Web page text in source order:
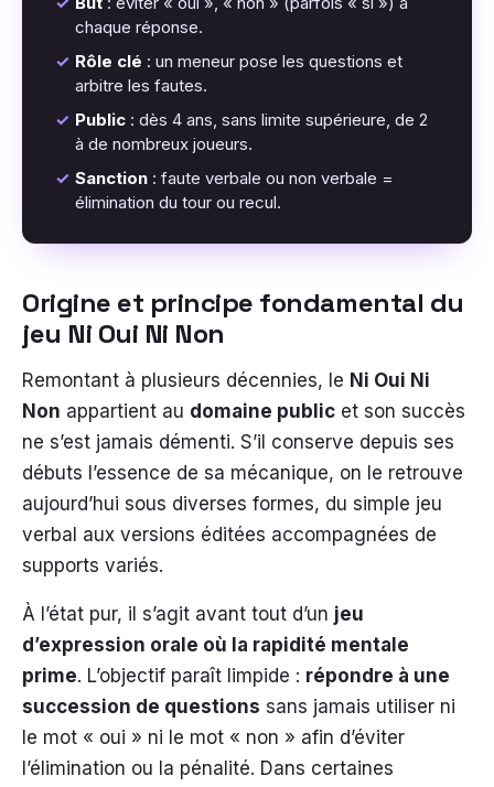
chaque réponse.
✓ Rôle clé : un meneur pose les questions et
arbitre les fautes.
✓ Public : dès 4 ans, sans limite supérieure, de 2
à de nombreux joueurs.
✓ Sanction : faute verbale ou non verbale =
élimination du tour ou recul.
Origine et principe fondamental du
jeu Ni Oui Ni Non
Remontant à plusieurs décennies, le Ni Oui Ni
Non appartient au domaine public et son succès
ne s’est jamais démenti. S’il conserve depuis ses
débuts l’essence de sa mécanique, on le retrouve
aujourd’hui sous diverses formes, du simple jeu
verbal aux versions éditées accompagnées de
supports variés.
À l’état pur, il s’agit avant tout d’un jeu
d’expression orale où la rapidité mentale
prime. L’objectif paraît limpide : répondre à une
succession de questions sans jamais utiliser ni
le mot « oui » ni le mot « non » afin d’éviter
l’élimination ou la pénalité. Dans certaines